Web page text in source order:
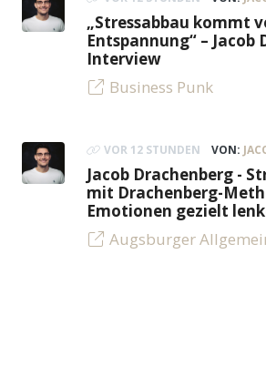
„Stressabbau kommt
Entspannung“ – Jacob
Interview
Business Punk
VOR 12 STUNDEN VON:
Jacob Drachenberg -
mit Drachenberg-
Emotionen gezielt
Augsburger